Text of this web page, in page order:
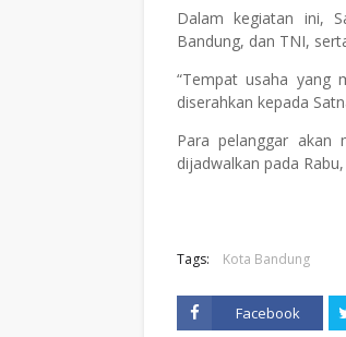
Dalam kegiatan ini,
Bandung, dan TNI,
“Tempat usaha yang
diserahkan kepada
Para pelanggar akan
dijadwalkan pada
Tags: Kota Bandung
Facebook